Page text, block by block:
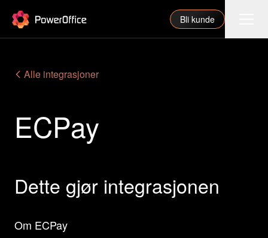
PowerOffice Bli kunde
Funksjoner
Priser
Våre partnere
Om oss
Support
Alle integrasjoner
ECPay
Dette gjør integrasjonen
Om ECPay